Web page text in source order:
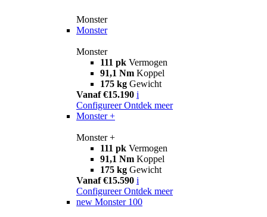
Monster
Monster
Monster
111 pk Vermogen
91,1 Nm Koppel
175 kg Gewicht
Vanaf €15.190 i
Configureer Ontdek meer
Monster +
Monster +
111 pk Vermogen
91,1 Nm Koppel
175 kg Gewicht
Vanaf €15.590 i
Configureer Ontdek meer
new Monster 100